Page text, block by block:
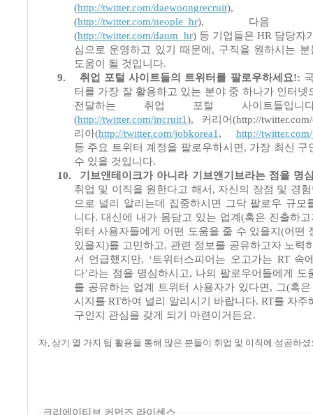
(http://twitter.com/daewoongrecruit
(http://twitter.com/neople_hr), 다음 커
(http://twitter.com/daum_hr) 등 기업들은 HR 담당자
심으로 운영하고 있기 때문에 , 구직을 원하시는
도움이 될 것입니다.
9.
취업 포털 사이트들의 트위터를 팔로우하세요!:
터를 가장 잘 활용하고 있는 분야 중 하나가 인터넷
전달하는 취업 포털 사이트들입니
(http://twitter.com/incruit1), 커리어(http://
리아(http://twitter.com/jobkorea1 , http://
등 주요 트위터 계정을 팔로우하시면 , 가장 최신 구
수 있을 것입니다.
10.
기브앤테이크가 아니라 기브앤기브라는 점을 명
취업 및 이직을 원한다고 해서 , 자신의 장점 및 경
으로 널리 알리는데 집중하시면 그닥 팔로우 규모
니다. 대신에 내가 몸담고 있는 업계 (혹은 진출하
위터 사용자들에게 어떤 도움을 줄 수 있을지 (어떤
있을지 )를 고민하고, 관련 정보를 공유하고자 노력
서 언급했지만, ‘트위터스피어는 오고가는 RT 속
다’라는 점을 명심하시고, 나의 팔로우어들에게 도
를 공유하는 업계 트위터 사용자가 있다면 , 그(혹
시지를 RT하여 널리 알리시기 바랍니다. RT를 자주
구인지 관심을 갖게 되기 마련이거든요.
자 상기 열 가지 팁 활용을 통해 많은 분들이 취업 및 이직에 성공하
크리에이티브 커먼즈 라이센스